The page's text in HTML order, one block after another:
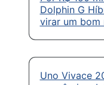
Dolphin G
virar um bom
Uno Vivace